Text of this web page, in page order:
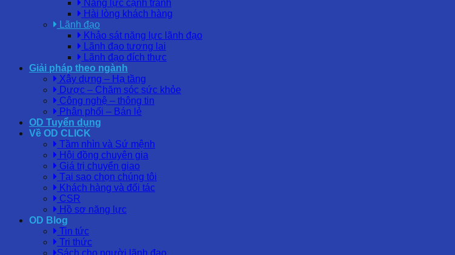
Năng lực cạnh tranh
Hài lòng khách hàng
Lãnh đạo
Khảo sát năng lực lãnh đạo
Lãnh đạo tương lai
Lãnh đạo đích thực
Giải pháp theo ngành
Xây dựng – Hạ tầng
Dược – Chăm sóc sức khỏe
Công nghệ – thông tin
Phân phối – Bán lẻ
OD Tuyển dụng
Về OD CLICK
Tầm nhìn và Sứ mệnh
Hội đồng chuyên gia
Giá trị chuyển giao
Tại sao chọn chúng tôi
Khách hàng và đối tác
CSR
Hồ sơ năng lực
OD Blog
Tin tức
Tri thức